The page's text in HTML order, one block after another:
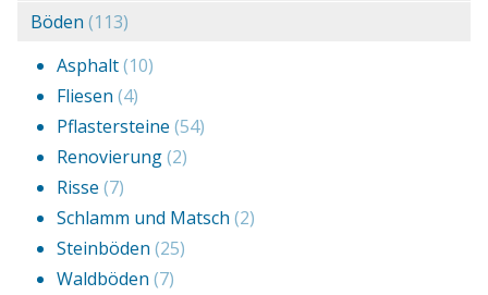
Böden (113)
Asphalt(10)
Fliesen (4)
Pflastersteine (54)
Renovierung(2)
Risse (7)
Schlamm und Matsch (2)
Steinböden (25)
Waldböden (7)